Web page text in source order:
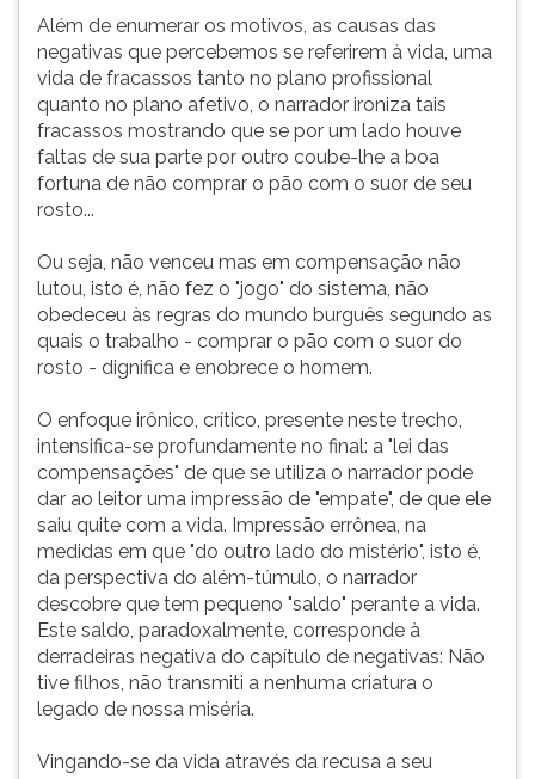
Além de enumerar os motivos, as causas das
negativas que percebemos se referirem à vida, uma
vida de fracassos tanto no plano profissional
quanto no plano afetivo, o narrador ironiza tais
fracassos mostrando que se por um lado houve
faltas de sua parte por outro coube-lhe a boa
fortuna de não comprar o pão com o suor de seu
rosto...
Ou seja, não venceu mas em compensação não
lutou, isto é, não fez o "jogo" do sistema, não
obedeceu às regras do mundo burguês segundo as
quais o trabalho - comprar o pão com o suor do
rosto - dignifica e enobrece o homem.
O enfoque irônico, crítico, presente neste trecho,
intensifica-se profundamente no final: a "lei das
compensações" de que se utiliza o narrador pode
dar ao leitor uma impressão de "empate", de que ele
saiu quite com a vida. Impressão errônea, na
medidas em que "do outro lado do mistério", isto é,
da perspectiva do além-túmulo, o narrador
descobre que tem pequeno "saldo" perante a vida.
Este saldo, paradoxalmente, corresponde à
derradeiras negativa do capítulo de negativas: Não
tive filhos, não transmiti a nenhuma criatura o
legado de nossa miséria.
Vingando-se da vida através da recusa a seu